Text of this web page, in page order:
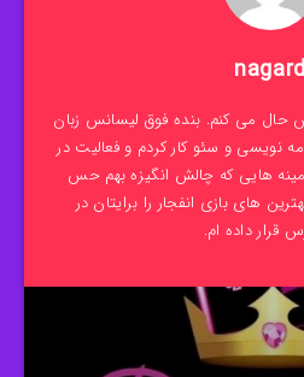
nagard
حال می کنم. بنده فوق لیسانس زبان
و 18 سال برنامه نویسی و سئو کار کردم و فعالیت در
هایی که چالش انگیزه بهم حس
های بازی انفجار را برایتان در
قرار داده ام.